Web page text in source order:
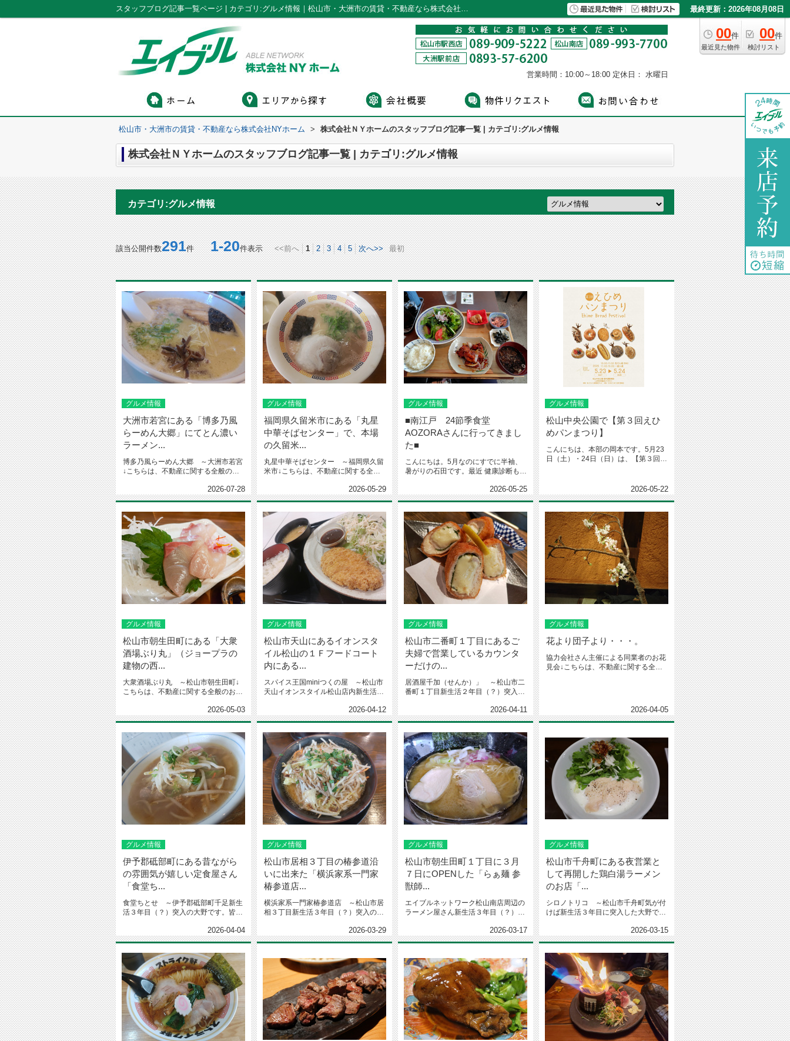
スタッフブログ記事一覧ページ | カテゴリ:グルメ情報｜松山市・大洲市の賃貸・不動産なら株式会社NYホーム 最終更新：2026年08月08日
00件
最近見た物件
00件
検討リスト
営業時間：10:00～18:00 定休日： 水曜日
松山市・大洲市の賃貸・不動産なら株式会社NYホーム > 株式会社ＮＹホームのスタッフブログ記事一覧 | カテゴリ:グルメ情報
株式会社ＮＹホームのスタッフブログ記事一覧 | カテゴリ:グルメ情報
カテゴリ:グルメ情報
該当公開件数291件1-20件表示 <<前へ 1 2 3 4 5 次へ>> 最初
グルメ情報
大洲市若宮にある「博多乃風
らーめん大郷」にてとん濃い
ラーメン...
博多乃風らーめん大郷 ～大洲市若宮
↓こちらは、不動産に関する全般のお
2026-07-28
グルメ情報
福岡県久留米市にある「丸星
中華そばセンター」で、本場
の久留米...
丸星中華そばセンター ～福岡県久留
米市↓こちらは、不動産に関する全般
2026-05-29
グルメ情報
■南江戸 24節季食堂
AOZORAさんに行ってきまし
た■
こんにちは。5月なのにすでに半袖、
暑がりの石田です。最近 健康診断もあ
2026-05-25
グルメ情報
松山中央公園で【第３回えひ
めパンまつり】
こんにちは、本部の岡本です。5月23
日（土）・24日（日）は、【第３回え
2026-05-22
グルメ情報
松山市朝生田町にある「大衆
酒場ぶり丸」（ジョープラの
建物の西...
大衆酒場ぶり丸 ～松山市朝生田町↓
こちらは、不動産に関する全般のお問
2026-05-03
グルメ情報
松山市天山にあるイオンスタ
イル松山の１Ｆフードコート
内にある...
スパイス王国miniつくの屋 ～松山市
天山イオンスタイル松山店内新生活３
2026-04-12
グルメ情報
松山市二番町１丁目にあるご
夫婦で営業しているカウンタ
ーだけの...
居酒屋千加（せんか）」 ～松山市二
番町１丁目新生活２年目（？）突入の
2026-04-11
グルメ情報
花より団子より・・・。
協力会社さん主催による同業者のお花
見会↓こちらは、不動産に関する全般
2026-04-05
グルメ情報
伊予郡砥部町にある昔ながら
の雰囲気が嬉しい定食屋さん
「食堂ち...
食堂ちとせ ～伊予郡砥部町千足新生
活３年目（？）突入の大野です。皆さ
2026-04-04
グルメ情報
松山市居相３丁目の椿参道沿
いに出来た「横浜家系一門家
椿参道店...
横浜家系一門家椿参道店 ～松山市居
相３丁目新生活３年目（？）突入の大
2026-03-29
グルメ情報
松山市朝生田町１丁目に３月
７日にOPENした「らぁ麺 参
獣師...
エイブルネットワーク松山南店周辺の
ラーメン屋さん新生活３年目（？）に
2026-03-17
グルメ情報
松山市千舟町にある夜営業と
して再開した鶏白湯ラーメン
のお店「...
シロノトリコ ～松山市千舟町気が付
けば新生活３年目に突入した大野で
2026-03-15